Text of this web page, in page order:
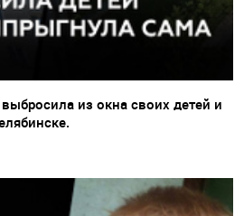
из окна своих детей и